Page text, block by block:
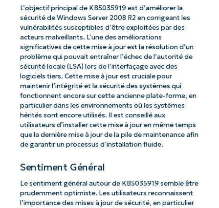
L’objectif principal de KB5035919 est d’améliorer la
sécurité de Windows Server 2008 R2 en corrigeant les
vulnérabilités susceptibles d’être exploitées par des
acteurs malveillants. L’une des améliorations
significatives de cette mise à jour est la résolution d’un
problème qui pouvait entraîner l’échec de l’autorité de
sécurité locale (LSA) lors de l’interfaçage avec des
logiciels tiers. Cette mise à jour est cruciale pour
maintenir l’intégrité et la sécurité des systèmes qui
fonctionnent encore sur cette ancienne plate-forme, en
particulier dans les environnements où les systèmes
hérités sont encore utilisés. Il est conseillé aux
utilisateurs d’installer cette mise à jour en même temps
que la dernière mise à jour de la pile de maintenance afin
de garantir un processus d’installation fluide.
Sentiment Général
Le sentiment général autour de KB5035919 semble être
prudemment optimiste. Les utilisateurs reconnaissent
l’importance des mises à jour de sécurité, en particulier